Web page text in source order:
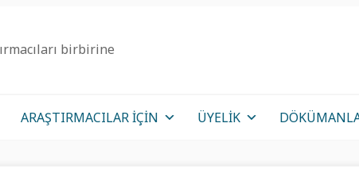
birbirine
ARAŞTIRMACILAR IÇIN ÜYELIK